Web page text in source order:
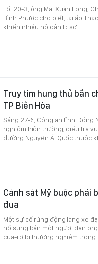
Tối 20-3, ông Mai Xuân Long,
Bình Phước cho biết, tại ấp
khiến nhiều hộ dân lo sợ.
Truy tìm hung thủ bắn
TP Biên Hòa
Sáng 27-6, Công an tỉnh Đồng
nghiệm hiện trường, điều tra
đường Nguyễn Ái Quốc thuộc
Cảnh sát Mỹ buộc phải
đua
Một sự cố rúng động làng xe
nổ súng bắn một người đàn
cua-rơ bị thương nghiêm trọng.